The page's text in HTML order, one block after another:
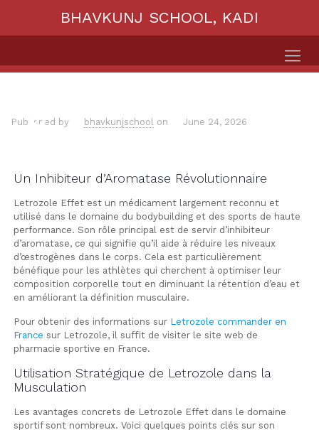
BHAVKUNJ SCHOOL, KADI
Published by bhavkunjschool on June 24, 2026
Un Inhibiteur d’Aromatase Révolutionnaire
Letrozole Effet est un médicament largement reconnu et
utilisé dans le domaine du bodybuilding et des sports de haute
performance. Son rôle principal est de servir d’inhibiteur
d’aromatase, ce qui signifie qu’il aide à réduire les niveaux
d’œstrogènes dans le corps. Cela est particulièrement
bénéfique pour les athlètes qui cherchent à optimiser leur
composition corporelle tout en diminuant la rétention d’eau et
en améliorant la définition musculaire.
Pour obtenir des informations sur Letrozole commander en
France sur Letrozole, il suffit de visiter le site web de
pharmacie sportive en France.
Utilisation Stratégique de Letrozole dans la
Musculation
Les avantages concrets de Letrozole Effet dans le domaine
sportif sont nombreux. Voici quelques points clés sur son